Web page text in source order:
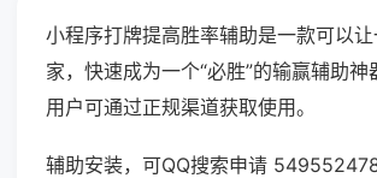
小程序打牌提高胜率辅助是一款可以
家，快速成为一个“必胜”的输赢辅助神
用户可通过正规渠道获取使用。
辅助安装，可QQ搜索申请